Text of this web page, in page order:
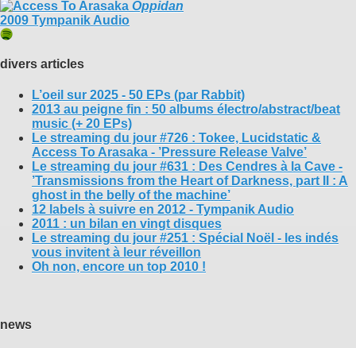
Oppidan
2009 Tympanik Audio
divers articles
L’oeil sur 2025 - 50 EPs (par Rabbit)
2013 au peigne fin : 50 albums électro/abstract/beat
music (+ 20 EPs)
Le streaming du jour #726 : Tokee, Lucidstatic &
Access To Arasaka - ’Pressure Release Valve’
Le streaming du jour #631 : Des Cendres à la Cave -
’Transmissions from the Heart of Darkness, part II : A
ghost in the belly of the machine’
12 labels à suivre en 2012 - Tympanik Audio
2011 : un bilan en vingt disques
Le streaming du jour #251 : Spécial Noël - les indés
vous invitent à leur réveillon
Oh non, encore un top 2010 !
news